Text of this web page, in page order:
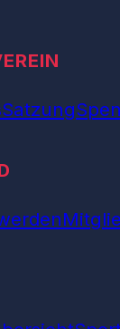
Satzung